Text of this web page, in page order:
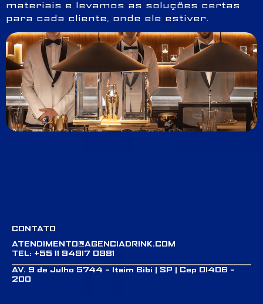
materiais e levamos as soluções certas
para cada cliente, onde ele estiver.
CONTATO
ATENDIMENTO@AGENCIADRINK.COM
TEL: +55 11 94917 0981
AV. 9 de Julho 5744 – Itaim Bibi | SP | Cep 01406 –
200